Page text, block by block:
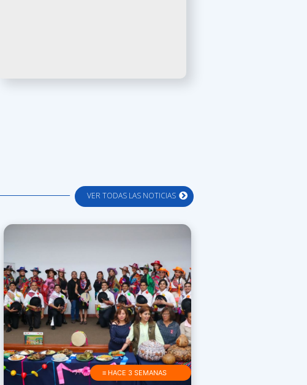
VER TODAS LAS NOTICIAS
≡ HACE 3 SEMANAS